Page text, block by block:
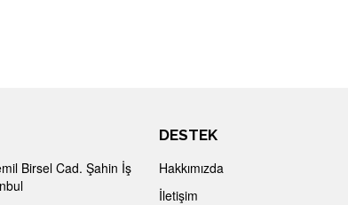
Birsel Cad. Şahin İş
DESTEK
Hakkımızda
İletişim